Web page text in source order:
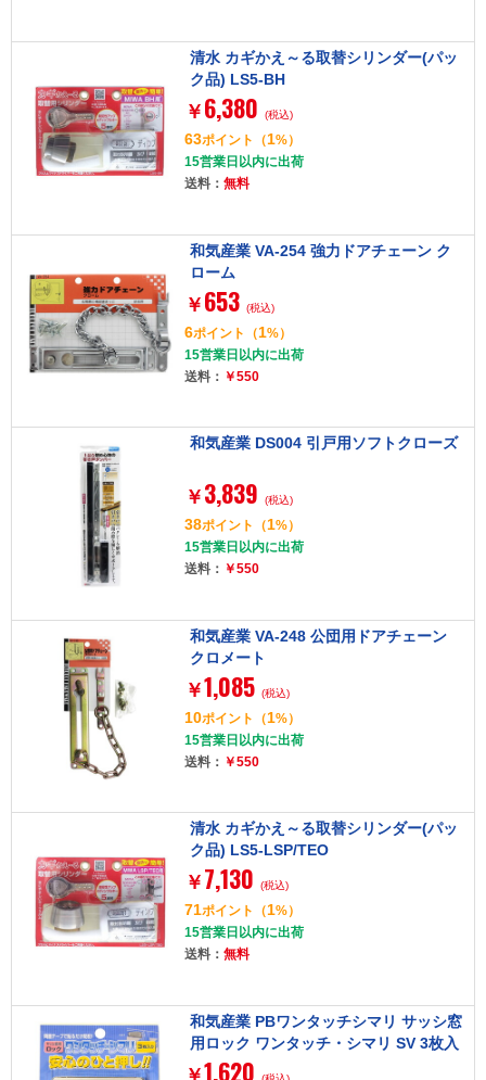
清水 カギかえ～る取替シリンダー(パッ
ク品) LS5-BH
￥ 6,380 (税込)
63ポイント （1%）
15営業日以内に出荷
送料： 無料
和気産業 VA-254 強力ドアチェーン ク
ローム
￥ 653 (税込)
6ポイント （1%）
15営業日以内に出荷
送料： ￥550
和気産業 DS004 引戸用ソフトクローズ
￥ 3,839 (税込)
38ポイント （1%）
15営業日以内に出荷
送料： ￥550
和気産業 VA-248 公団用ドアチェーン
クロメート
￥1,085 (税込)
10ポイント （1%）
15営業日以内に出荷
送料： ￥550
清水 カギかえ～る取替シリンダー(パッ
ク品) LS5-LSP/TEO
￥ 7,130 (税込)
71ポイント （1%）
15営業日以内に出荷
送料： 無料
和気産業 PBワンタッチシマリ サッシ窓
用ロック ワンタッチ・シマリ SV 3枚入
￥1,620